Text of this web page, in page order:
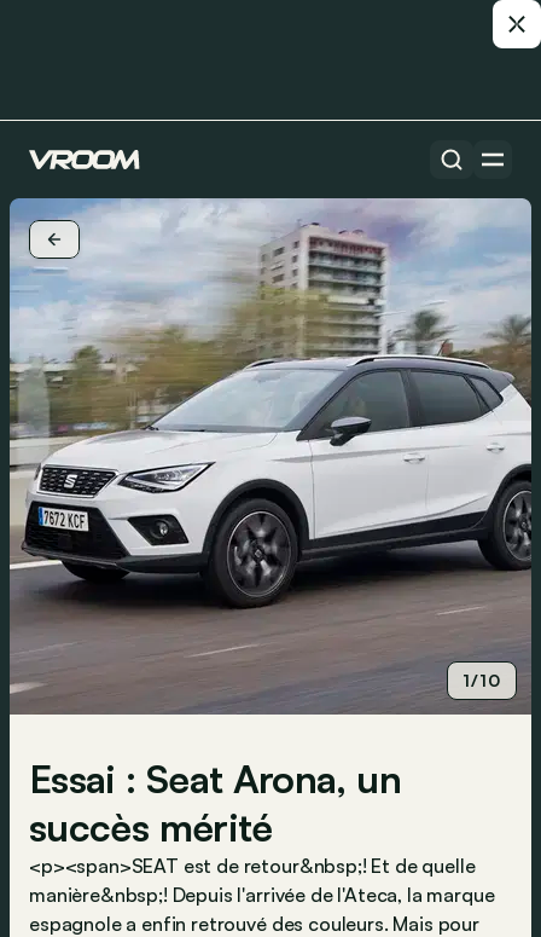
1/10
Essai : Seat Arona, un
succès mérité
<p><span>SEAT est de retour&nbsp;! Et de quelle
manière&nbsp;! Depuis l'arrivée de l'Ateca, la marque
espagnole a enfin retrouvé des couleurs. Mais pour